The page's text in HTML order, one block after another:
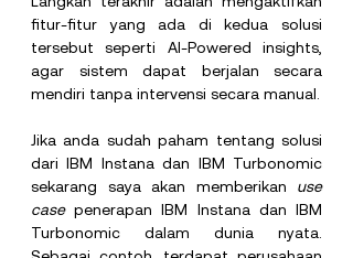
fitur-fitur yang ada di kedua solusi
tersebut seperti AI-Powered insights,
agar sistem dapat berjalan secara
mendiri tanpa intervensi secara manual.
Jika anda sudah paham tentang solusi
dari IBM Instana dan IBM Turbonomic
sekarang saya akan memberikan use
case penerapan IBM Instana dan IBM
Turbonomic dalam dunia nyata.